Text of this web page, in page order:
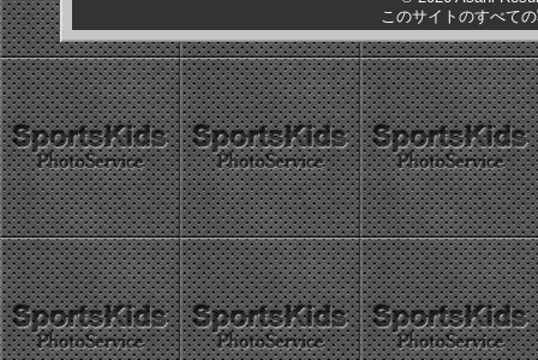
このサイトのすべて